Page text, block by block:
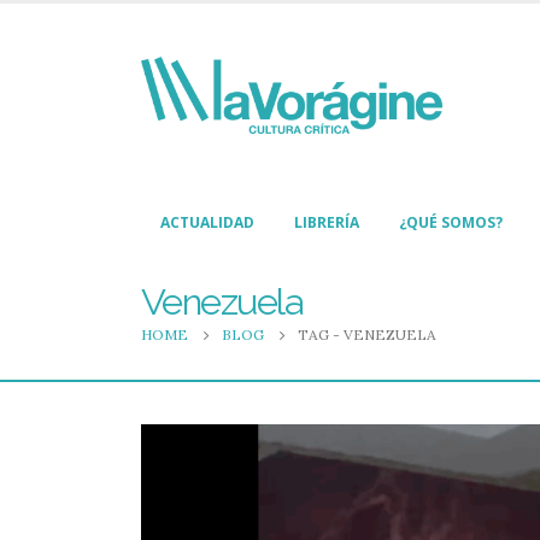
ACTUALIDAD LIBRERÍA ¿QUÉ SOMOS?
Venezuela
HOME BLOG TAG - VENEZUELA